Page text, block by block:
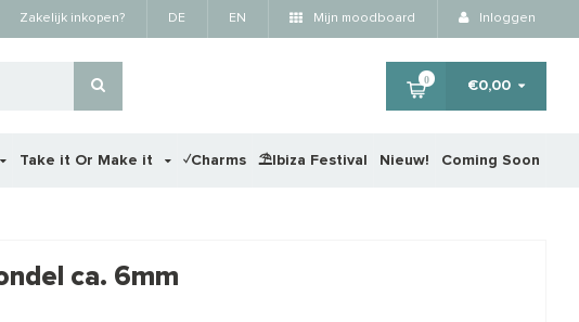
Zakelijk inkopen? DE EN Mijn moodboard Inloggen
0 €0,00
Take it Or Make it ✓Charms ⛱️Ibiza Festival Nieuw! Coming Soon
ca. 6mm